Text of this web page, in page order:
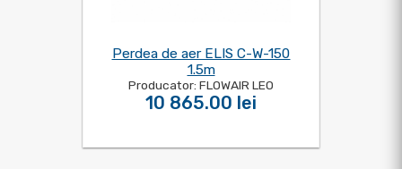
Perdea de aer ELIS C-W-150
1.5m
Producator: FLOWAIR LEO
10 865.00 lei